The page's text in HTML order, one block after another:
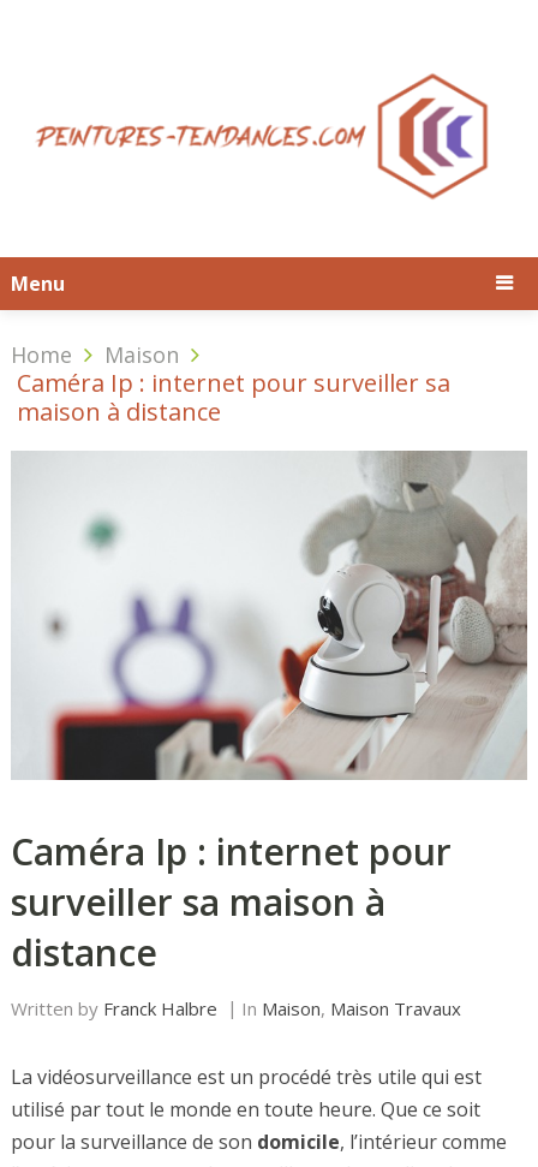
Menu
Home Maison
Caméra Ip : internet pour surveiller sa
maison à distance
Caméra Ip : internet pour
surveiller sa maison à
distance
Written by Franck Halbre In Maison, Maison Travaux
La vidéosurveillance est un procédé très utile qui est
utilisé par tout le monde en toute heure. Que ce soit
pour la surveillance de son domicile, l’intérieur comme